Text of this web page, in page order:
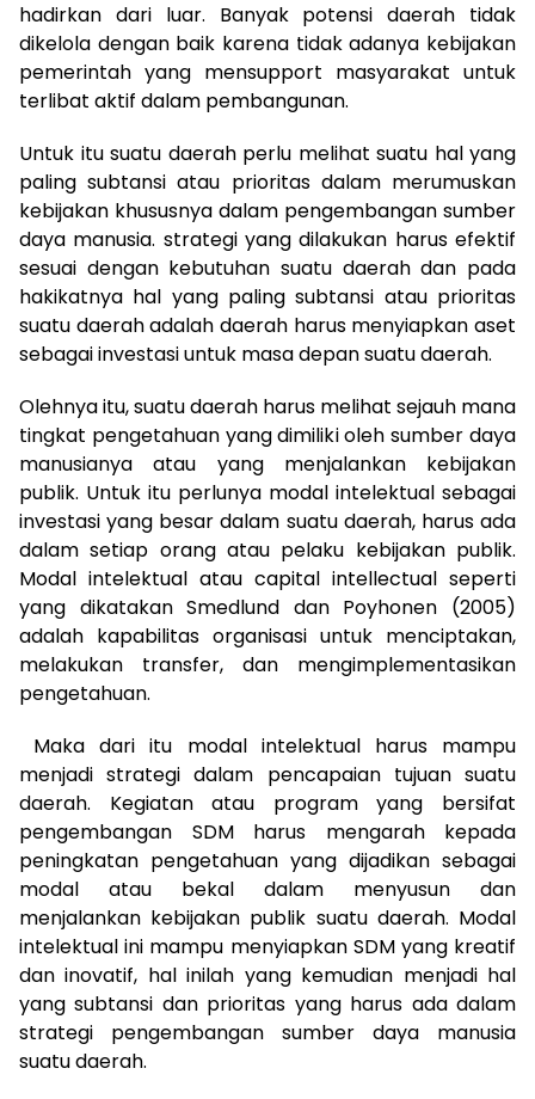
hadirkan dari luar. Banyak potensi daerah tidak
dikelola dengan baik karena tidak adanya kebijakan
pemerintah yang mensupport masyarakat untuk
terlibat aktif dalam pembangunan.
Untuk itu suatu daerah perlu melihat suatu hal yang
paling subtansi atau prioritas dalam merumuskan
kebijakan khususnya dalam pengembangan sumber
daya manusia. strategi yang dilakukan harus efektif
sesuai dengan kebutuhan suatu daerah dan pada
hakikatnya hal yang paling subtansi atau prioritas
suatu daerah adalah daerah harus menyiapkan aset
sebagai investasi untuk masa depan suatu daerah.
Olehnya itu, suatu daerah harus melihat sejauh mana
tingkat pengetahuan yang dimiliki oleh sumber daya
manusianya atau yang menjalankan kebijakan
publik. Untuk itu perlunya modal intelektual sebagai
investasi yang besar dalam suatu daerah, harus ada
dalam setiap orang atau pelaku kebijakan publik.
Modal intelektual atau capital intellectual seperti
yang dikatakan Smedlund dan Poyhonen (2005)
adalah kapabilitas organisasi untuk menciptakan,
melakukan transfer, dan mengimplementasikan
pengetahuan.
Maka dari itu modal intelektual harus mampu
menjadi strategi dalam pencapaian tujuan suatu
daerah. Kegiatan atau program yang bersifat
pengembangan SDM harus mengarah kepada
peningkatan pengetahuan yang dijadikan sebagai
modal atau bekal dalam menyusun dan
menjalankan kebijakan publik suatu daerah. Modal
intelektual ini mampu menyiapkan SDM yang kreatif
dan inovatif, hal inilah yang kemudian menjadi hal
yang subtansi dan prioritas yang harus ada dalam
strategi pengembangan sumber daya manusia
suatu daerah.